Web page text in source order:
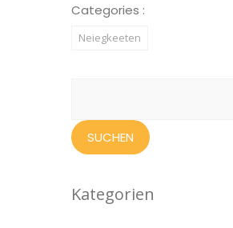
Categories :
Neiegkeeten
Kategorien